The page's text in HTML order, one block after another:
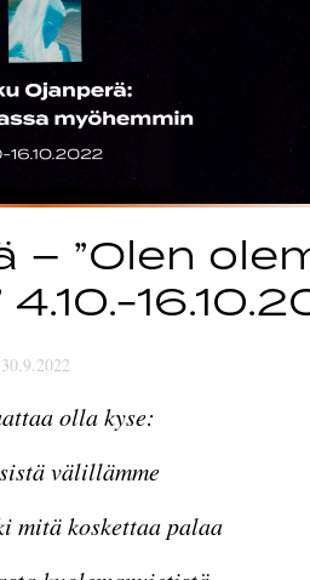
– ”Olen
30.9.2022
olla kyse:
välillämme
mitä koskettaa palaa